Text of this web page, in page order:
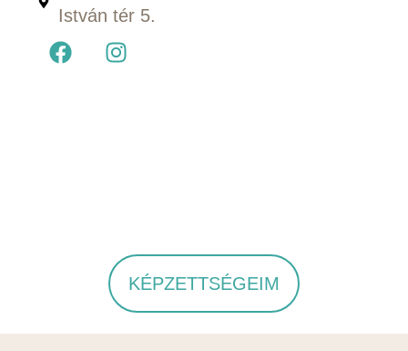
István tér 5.
KÉPZETTSÉGEIM